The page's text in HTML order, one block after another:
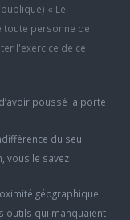
« Le
personne de
l'exercice de ce
poussé la porte
du seul
vous le savez
géographique.
outils qui manquaient